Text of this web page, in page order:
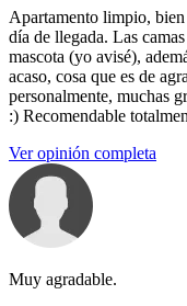
Apartamento limpio,
día de llegada. Las
mascota (yo avisé),
acaso, cosa que es de
personalmente, muchas
:) Recomendable
Ver opinión completa
Muy agradable.